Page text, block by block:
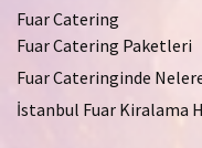
Fuar Catering
Fuar Catering Paketleri
Fuar Cateringinde
İstanbul Fuar Kiralama